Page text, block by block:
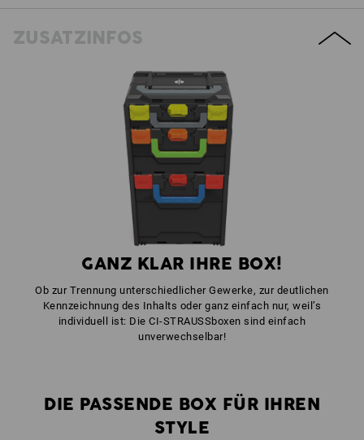
Lieferung ohne Inhalt.
STRAUSSbox 340 midi N
STRAUSSbox Verschlüsse
STRAUSSbox Frontgriff uni + Deckelgriff
ZUSATZINFOS
GANZ KLAR IHRE BOX!
Ob zur Trennung unterschiedlicher Gewerke, zur deutlichen
Kennzeichnung des Inhalts oder ganz einfach nur, weil’s
individuell ist: Die CI-STRAUSSboxen sind einfach
unverwechselbar!
DIE PASSENDE BOX FÜR IHREN
STYLE